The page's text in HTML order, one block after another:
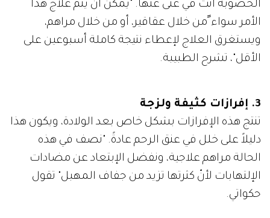
الخصوبة أنت في غنى عنها. "يمكن أن يتم علاج هذا
الأمر سواء ًمن خلال عقاقير، أو من خلال مراهم،
ويستغرق العلاج لإعطاء نتيجة كاملة أسبوعين على
الأقل"، تشرح الطبيبة.
3. إفرازات كثيفة ولزجة
تنتج هذه الإفرازات بشكل خاص بعد الولادة، ويكون هذا
دليلاً على خلل في عنق الرحم عادةً. "نصف في هذه
الحالة مراهم علاجية، ونفضل الإبتعاد عن مضادات
الإلتهابات لأنّ كثرتها تزيد من جفاف المهبل" تقول
حكواتي.